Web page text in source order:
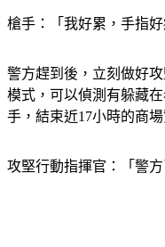
槍手：「我好累，手指好
警方趕到後，立刻做好
模式，可以偵測有躲藏
手，結束近17小時的商場
攻堅行動指揮官：「警